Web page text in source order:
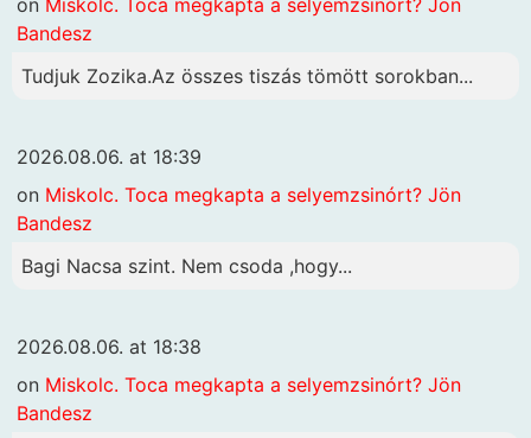
Bandesz
Tudjuk Zozika.Az összes tiszás tömött sorokban...
2026.08.06. at 18:39
on Miskolc. Toca megkapta a selyemzsinórt? Jön
Bandesz
Bagi Nacsa szint. Nem csoda ,hogy...
2026.08.06. at 18:38
on Miskolc. Toca megkapta a selyemzsinórt? Jön
Bandesz